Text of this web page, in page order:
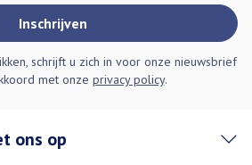
Inschrijven
schrijft u zich in voor onze nieuwsbrief
met onze privacy policy.
ons op